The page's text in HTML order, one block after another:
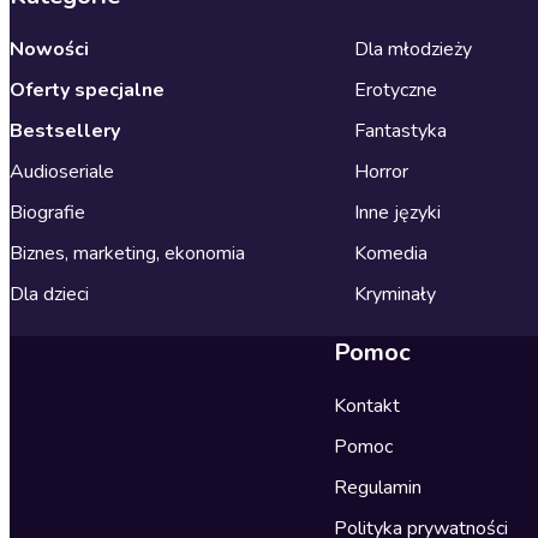
Nowości
Oferty specjalne
Bestsellery
Audioseriale
Biografie
Biznes, marketing, ekonomia
Dla dzieci
Dla młodzieży
Erotyczne
Fantastyka
Horror
Inne języki
Komedia
Kryminały
Pomoc
Kontakt
Pomoc
Regulamin
Polityka prywatności